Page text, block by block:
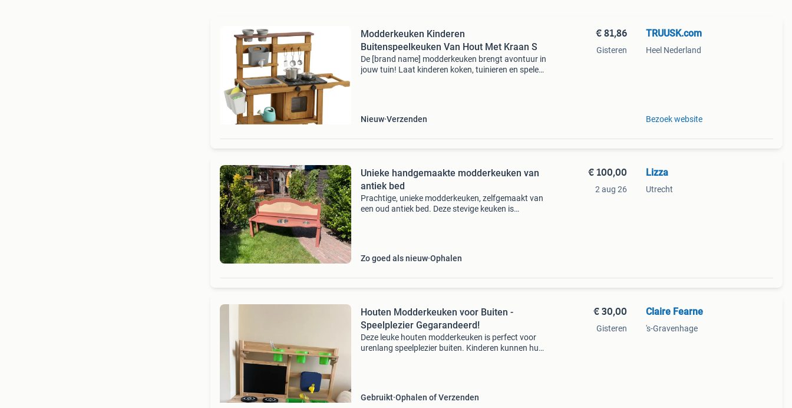
Modderkeuken Kinderen
Buitenspeelkeuken Van Hout Met Kraan S
De [brand name] modderkeuken brengt avontuur in
jouw tuin! Laat kinderen koken, tuinieren en spelen
Nieuw Verzenden
€ 81,86
Gisteren
TRUUSK.com
Heel Nederland
Bezoek website
Unieke handgemaakte modderkeuken van
antiek bed
Prachtige, unieke modderkeuken, zelfgemaakt van
een oud antiek bed. Deze stevige keuken is
Zo goed als nieuw Ophalen
€ 100,00
2 aug 26
Lizza
Utrecht
Houten Modderkeuken voor Buiten -
Speelplezier Gegarandeerd!
Deze leuke houten modderkeuken is perfect voor
urenlang speelplezier buiten. Kinderen kunnen hun
Gebruikt Ophalen of Verzenden
€ 30,00
Gisteren
Claire Fearne
's-Gravenhage